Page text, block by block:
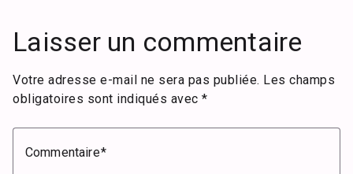
Laisser un commentaire
Votre adresse e-mail ne sera pas publiée. Les champs
obligatoires sont indiqués avec *
Commentaire